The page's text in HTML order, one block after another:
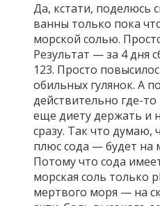
Да, кстати, поделюсь
ванны только пока
морской солью.
Результат — за 4 дня
123. Просто
обильных гулянок. А
действительно где-
еще диету держать и
сразу. Так что думаю,
плюс сода — будет на
Потому что сода
морская соль только
мертвого моря — на